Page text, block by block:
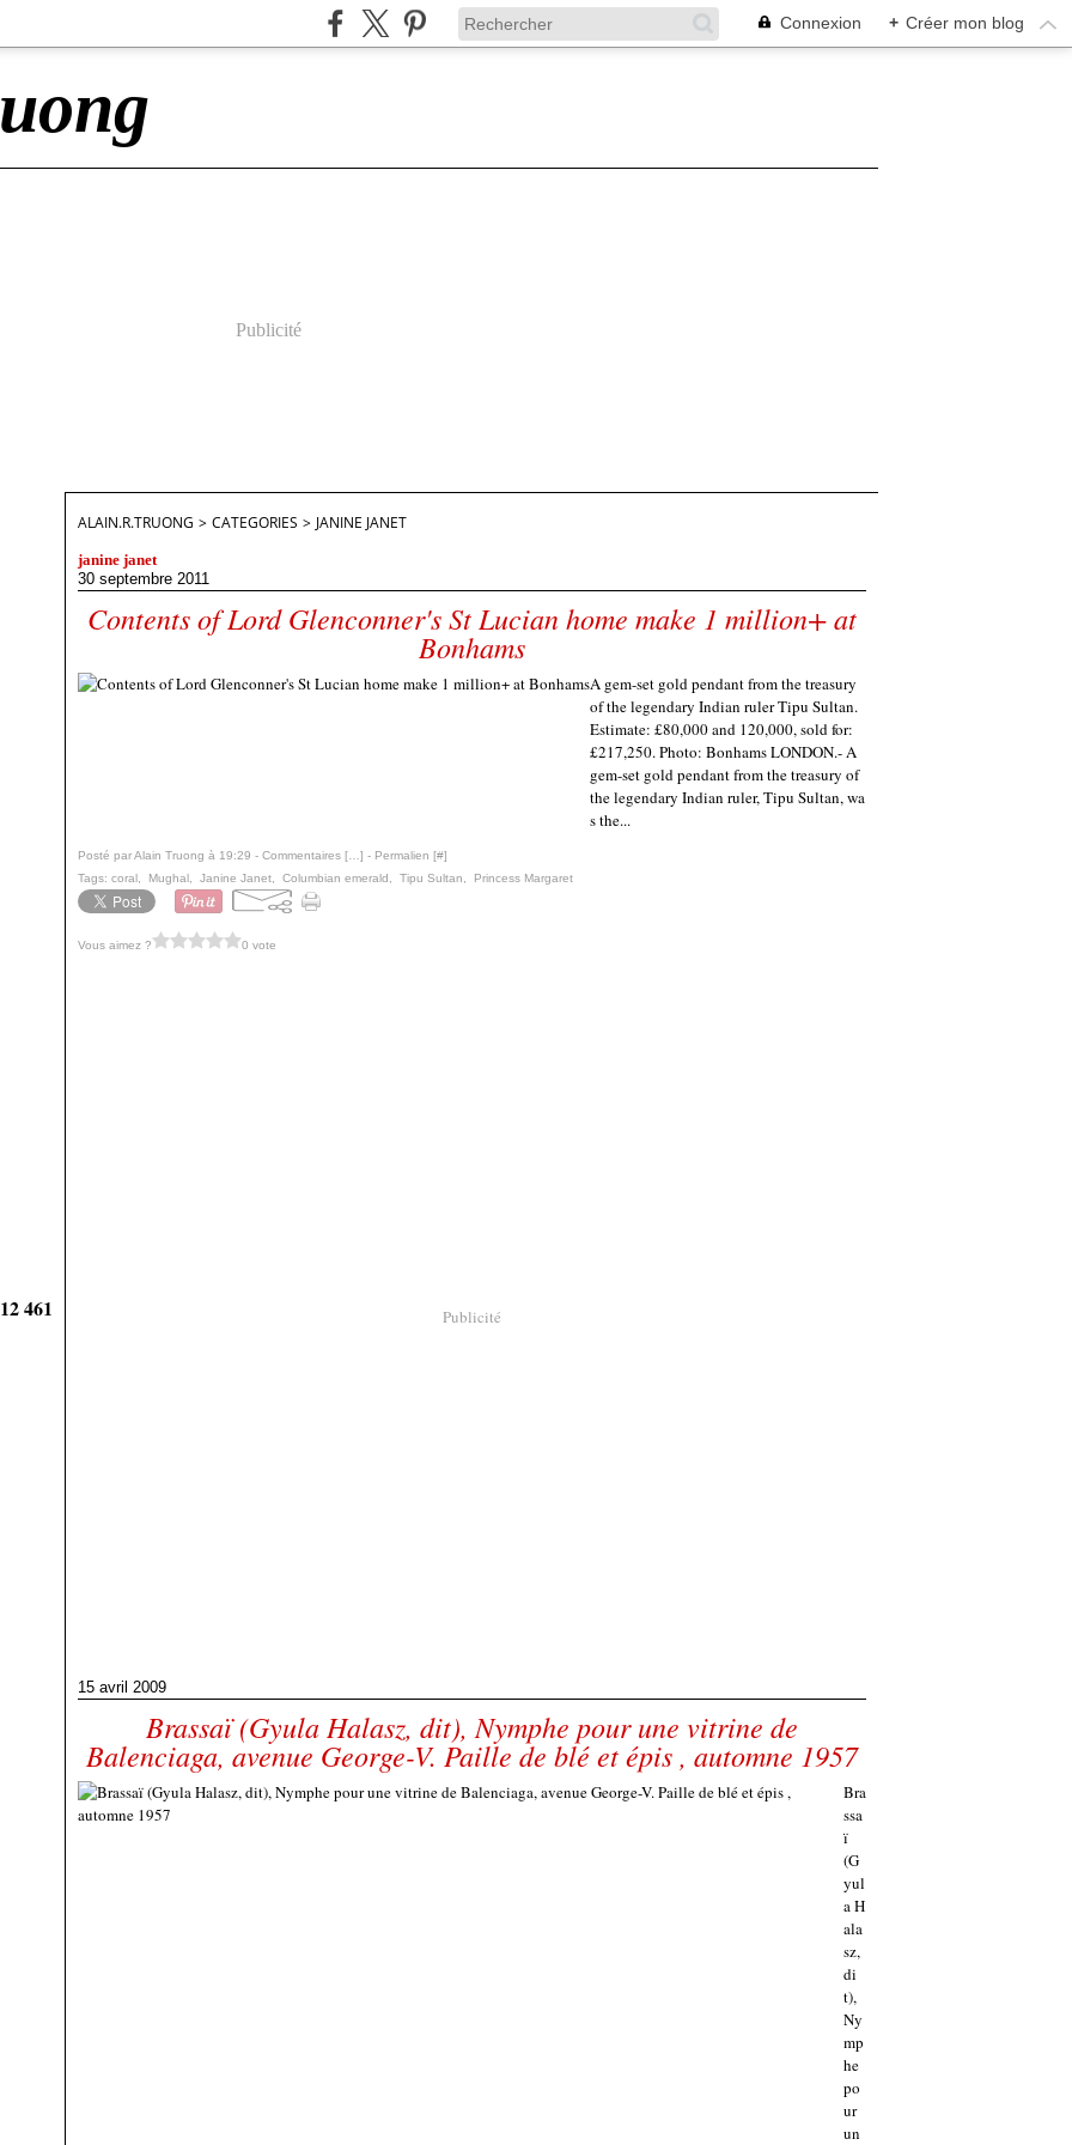
Connexion + Créer mon blog
Publicité
461
ALAIN.R.TRUONG > CATEGORIES > JANINE JANET
janine janet
30 septembre 2011
Contents of Lord Glenconner's St Lucian home make 1 million+ at
Bonhams
A gem-set gold pendant from the treasury
of the legendary Indian ruler Tipu Sultan.
Estimate: £80,000 and 120,000, sold for:
£217,250. Photo: Bonhams LONDON.- A
gem-set gold pendant from the treasury of
the legendary Indian ruler, Tipu Sultan, wa
s the...
Posté par Alain Truong à 19:29 - Commentaires [ ] - Permalien [#]
Tags: coral Mughal Janine Janet Columbian emerald Tipu Sultan Princess Margaret
Vous aimez ? 0 vote
Publicité
15 avril 2009
Brassaï (Gyula Halasz, dit), Nymphe pour une vitrine de
Balenciaga, avenue George-V. Paille de blé et épis , automne 1957
Bra
ssa
ï
(G
yul
a H
ala
sz,
di
t),
Ny
mp
he
po
ur
un